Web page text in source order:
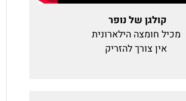
קולגן של נופר
מכיל חומצה הילארונית
אין צורך להזריק